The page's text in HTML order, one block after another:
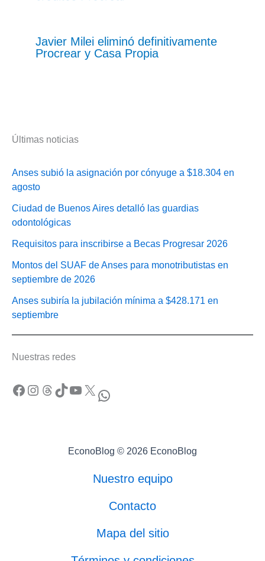
Javier Milei eliminó definitivamente
Procrear y Casa Propia
Últimas noticias
Anses subió la asignación por cónyuge a $18.304 en
agosto
Ciudad de Buenos Aires detalló las guardias
odontológicas
Requisitos para inscribirse a Becas Progresar 2026
Montos del SUAF de Anses para monotributistas en
septiembre de 2026
Anses subiría la jubilación mínima a $428.171 en
septiembre
Nuestras redes
Facebook Instagram Threads TikTok YouTube X WhatsApp
EconoBlog © 2026 EconoBlog
Nuestro equipo
Contacto
Mapa del sitio